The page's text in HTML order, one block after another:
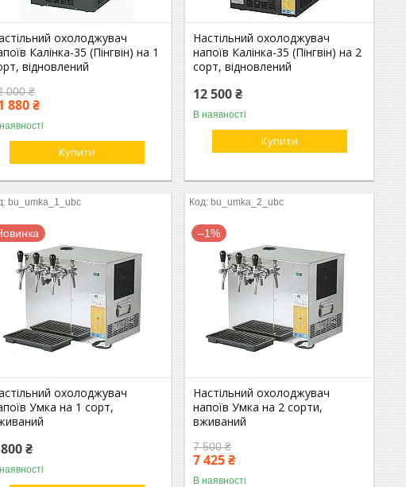
охолоджувач
Калінка-35 (Пінгвін) на 1
відновлений
000 ₴
880 ₴
Купити
Настільний охолоджувач
напоїв Калінка-35 (Пінгвін) на 2
сорт, відновлений
12 500 ₴
В наявності
Купити
bu_umka_1_ubc
охолоджувач
Умка на 1 сорт,
₴
bu_umka_2_ubc
–1%
Настільний охолоджувач
напоїв Умка на 2 сорти,
вживаний
7 500 ₴
7 425 ₴
В наявності